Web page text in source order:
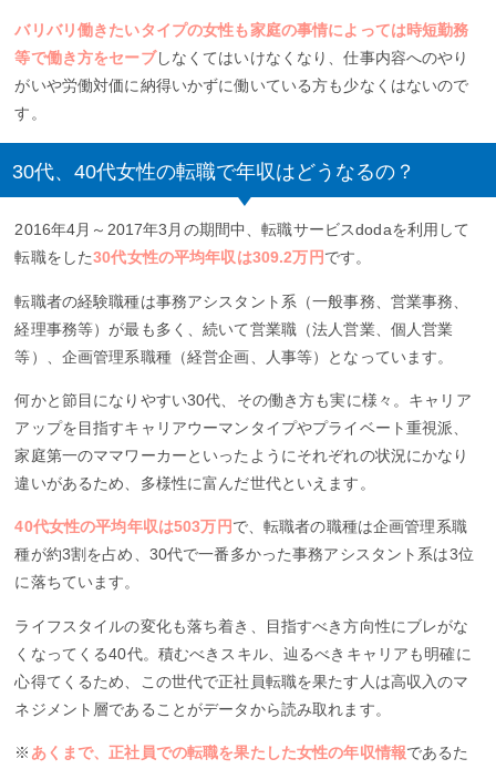
バリバリ働きたいタイプの女性も家庭の事情によっては時短勤務
等で働き方をセーブしなくてはいけなくなり、仕事内容へのやり
がいや労働対価に納得いかずに働いている方も少なくはないので
す。
30代、40代女性の転職で年収はどうなるの？
2016年4月～2017年3月の期間中、転職サービスdodaを利用して
転職をした30代女性の平均年収は309.2万円です。
転職者の経験職種は事務アシスタント系（一般事務、営業事務、
経理事務等）が最も多く、続いて営業職（法人営業、個人営業
等）、企画管理系職種（経営企画、人事等）となっています。
何かと節目になりやすい30代、その働き方も実に様々。キャリア
アップを目指すキャリアウーマンタイプやプライベート重視派、
家庭第一のママワーカーといったようにそれぞれの状況にかなり
違いがあるため、多様性に富んだ世代といえます。
40代女性の平均年収は503万円で、転職者の職種は企画管理系職
種が約3割を占め、30代で一番多かった事務アシスタント系は3位
に落ちています。
ライフスタイルの変化も落ち着き、目指すべき方向性にブレがな
くなってくる40代。積むべきスキル、辿るべきキャリアも明確に
心得てくるため、この世代で正社員転職を果たす人は高収入のマ
ネジメント層であることがデータから読み取れます。
※ あくまで、正社員での転職を果たした女性の年収情報であるた